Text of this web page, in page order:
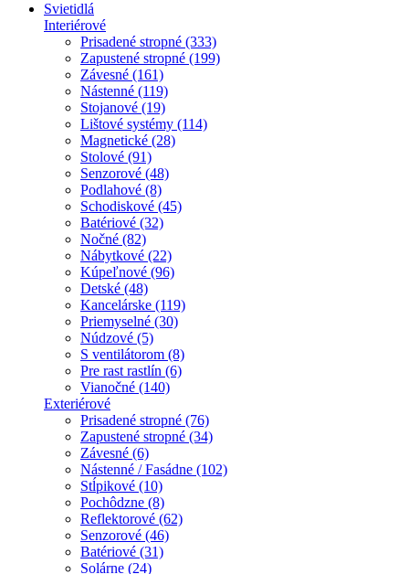
Svietidlá
Interiérové
Prisadené stropné (333)
Zapustené stropné (199)
Závesné (161)
Nástenné (119)
Stojanové (19)
Lištové systémy (114)
Magnetické (28)
Stolové (91)
Senzorové (48)
Podlahové (8)
Schodiskové (45)
Batériové (32)
Nočné (82)
Nábytkové (22)
Kúpeľnové (96)
Detské (48)
Kancelárske (119)
Priemyselné (30)
Núdzové (5)
S ventilátorom (8)
Pre rast rastlín (6)
Vianočné (140)
Exteriérové
Prisadené stropné (76)
Zapustené stropné (34)
Závesné (6)
Nástenné / Fasádne (102)
Stĺpikové (10)
Pochôdzne (8)
Reflektorové (62)
Senzorové (46)
Batériové (31)
Solárne (24)